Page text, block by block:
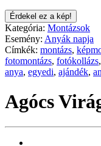
Érdekel ez a kép!
Kategória: Montázsok
Esemény: Anyák napja
Címkék: montázs,
fotomontázs, fotókollázs,
anya, egyedi, ajándék,
Agócs